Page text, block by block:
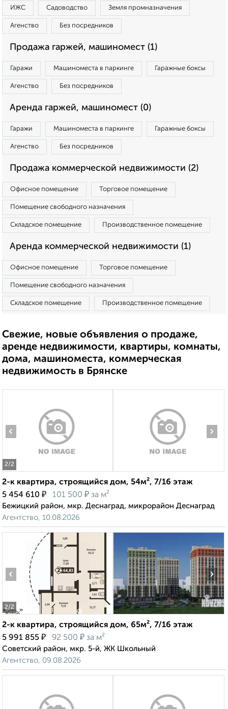
ИЖС Садоводство Земля промназначения
Агенство Без посредников
Продажа гаржей, машиномест (1)
Гаражи Машиноместа в паркинге Гаражные боксы
Агенство Без посредников
Аренда гаржей, машиномест (0)
Гаражи Машиноместа в паркинге Гаражные боксы
Агенство Без посредников
Продажа коммерческой недвижимости (2)
Офисное помещение Торговое помещение
Помещение свободного назначения
Складское помещение Производственное помещение
Аренда коммерческой недвижимости (1)
Офисное помещение Торговое помещение
Помещение свободного назначения
Складское помещение Производственное помещение
Свежие, новые объявления о продаже,
аренде недвижимости, квартиры, комнаты,
дома, машиноместа, коммерческая
недвижимость в Брянске
2/2
‹ ›
2-к квартира, строящийся дом, 54м², 7/16 этаж
5 454 610 ₽ 101 500 ₽ за м²
Бежицкий район, мкр. Деснаград, микрорайон Деснаград
Агентство, 10.08.2026
2/2
‹ ›
2-к квартира, строящийся дом, 65м², 7/16 этаж
5 991 855 ₽ 92 500 ₽ за м²
Советский район, мкр. 5-й, ЖК Школьный
Агентство, 09.08.2026